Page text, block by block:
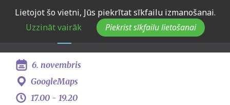
Lietojot šo vietni, Jūs piekrītat sīkfailu izmanošanai.
Uzzināt vairāk
Piekrist sīkfailu lietošanai
Eiropas Jaunatnes dialoga
konsultācija Saldū
GoogleMaps
6. novembris
17.00 - 19.20